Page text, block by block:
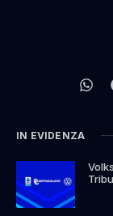
IN EVIDENZA